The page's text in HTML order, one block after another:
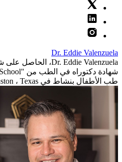
Dr. Eddie Valenzuela
طب الأطفال بنشاط في Houston ، Texas ، ولديه خبرة واسعة في علاج الأمراض الجلدية لدى الأطفال، بما في ذلك التهاب الجلد الدهني (قبعة المهد) والأكزيما.